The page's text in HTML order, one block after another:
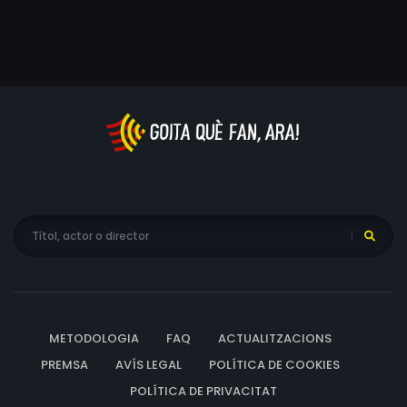
METODOLOGIA FAQ
ACTUALITZACIONS
PREMSA
AVÍS LEGAL
POLÍTICA DE COOKIES
POLÍTICA DE PRIVACITAT